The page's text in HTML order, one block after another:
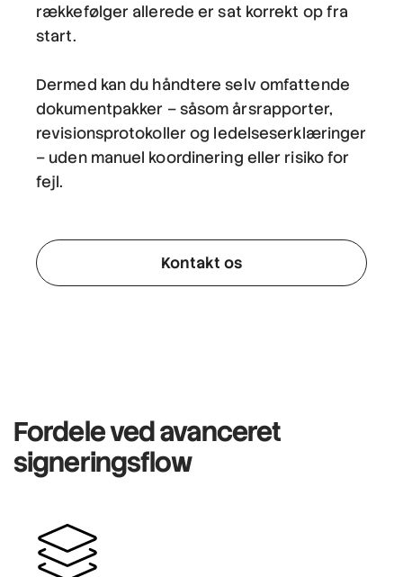
rækkefølger allerede er sat korrekt op fra
start.
Dermed kan du håndtere selv omfattende
dokumentpakker – såsom årsrapporter,
revisionsprotokoller og ledelseserklæringer
– uden manuel koordinering eller risiko for
fejl.
Kontakt os
Fordele ved avanceret
signeringsflow